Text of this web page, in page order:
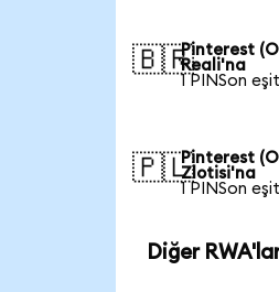
🇧🇷Pinterest
Reali'na
1 PINSon
🇵🇱Pinterest
Zlotisi'na
1 PINSon
Diğer